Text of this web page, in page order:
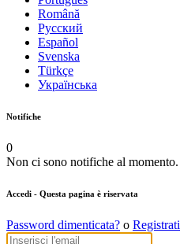
Română
Русский
Español
Svenska
Türkçe
Українська
Notifiche
0
Non ci sono notifiche al momento.
Accedi - Questa pagina è riservata
Password dimenticata? o Registrati